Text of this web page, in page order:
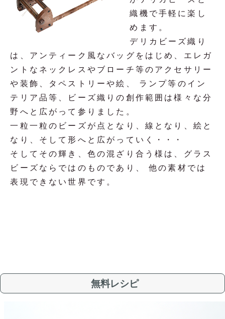
織機で手軽に楽し
めます。
デリカビーズ織り
は、アンティーク風なバッグをはじめ、エレガ
ントなネックレスやブローチ等のアクセサリー
や装飾、タペストリーや絵、 ランプ等のイン
テリア品等、ビーズ織りの創作範囲は様々な分
野へと広がって参りました。
一粒一粒のビーズが点となり、線となり、絵と
なり、そして形へと広がっていく・・・
そしてその輝き、色の混ざり合う様は、グラス
ビーズならではのものであり、 他の素材では
表現できない世界です。
無料レシピ